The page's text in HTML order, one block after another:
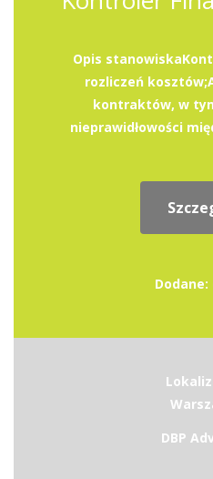
Opis
rozliczeń
kontraktów, w
nieprawidłowości
DBP